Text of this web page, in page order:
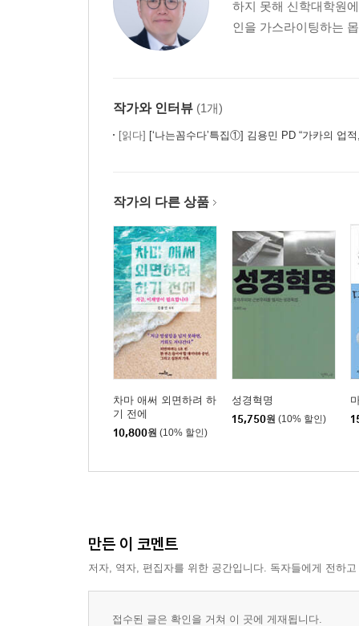
하지 못해 신학대학원
인을 가스라이팅하는
작가와 인터뷰 (1개)
[읽다] [‘나는꼼수다’특집①] 김용민 PD “가카의 업적, ‘정
작가의 다른 상품
차마 애써 외면하려 하
기 전에
10,800원 (10% 할인)
성경혁명
15,750원 (10% 할인)
만든 이 코멘트
저자, 역자, 편집자를 위한 공간입니다. 독자들에게 전하
접수된 글은 확인을 거쳐 이 곳에 게재됩니다.